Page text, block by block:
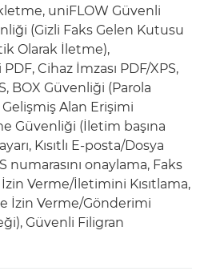
uniFLOW Güvenli
(Gizli Faks Gelen Kutusu
Olarak İletme),
Cihaz İmzası PDF/XPS,
BOX Güvenliği (Parola
Alan Erişimi
Güvenliği (İletim başına
Kısıtlı E-posta/Dosya
numarasını onaylama, Faks
Verme/İletimini Kısıtlama,
İzin Verme/Gönderimi
Güvenli Filigran